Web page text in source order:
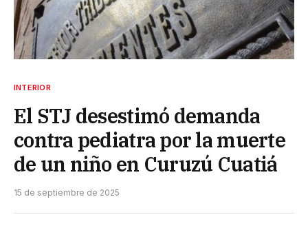
INTERIOR
El STJ desestimó demanda
contra pediatra por la muerte
de un niño en Curuzú Cuatiá
15 de septiembre de 2025